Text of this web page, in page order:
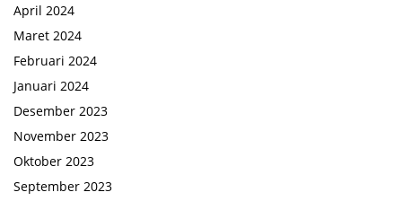
April 2024
Maret 2024
Februari 2024
Januari 2024
Desember 2023
November 2023
Oktober 2023
September 2023